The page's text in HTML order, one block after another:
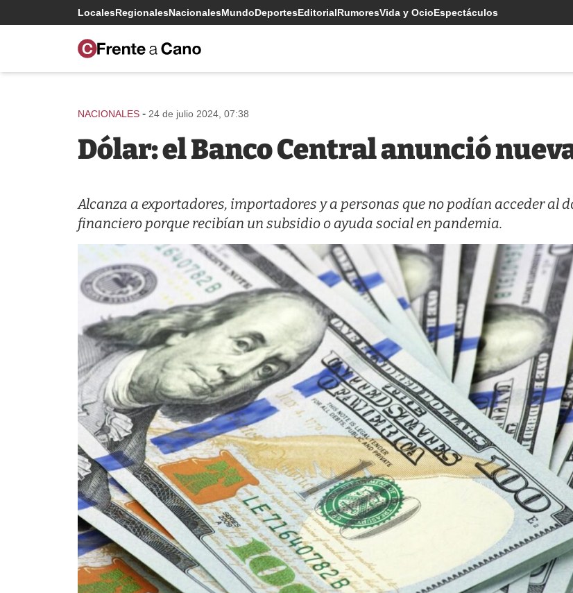
LocalesRegionalesNacionalesMundoDeportesEditorialRumoresVida y OcioEspectáculos
NACIONALES - 24 de julio 2024, 07:38
Dólar: el Banco Central anunció
Alcanza a exportadores, importadores y a personas que no podían acceder al
financiero porque recibían un subsidio o ayuda social en pandemia.